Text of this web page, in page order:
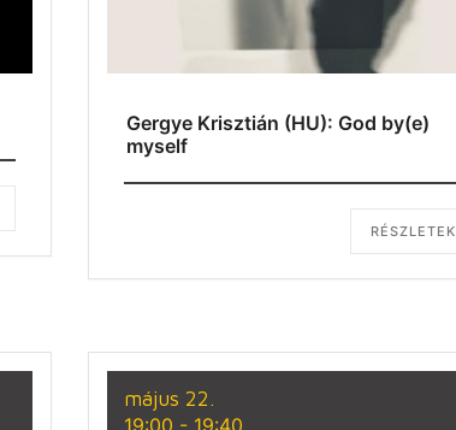
Gergye Krisztián (HU): God by(e)
myself
RÉSZLETEK
május 22.
19:00 - 19:40